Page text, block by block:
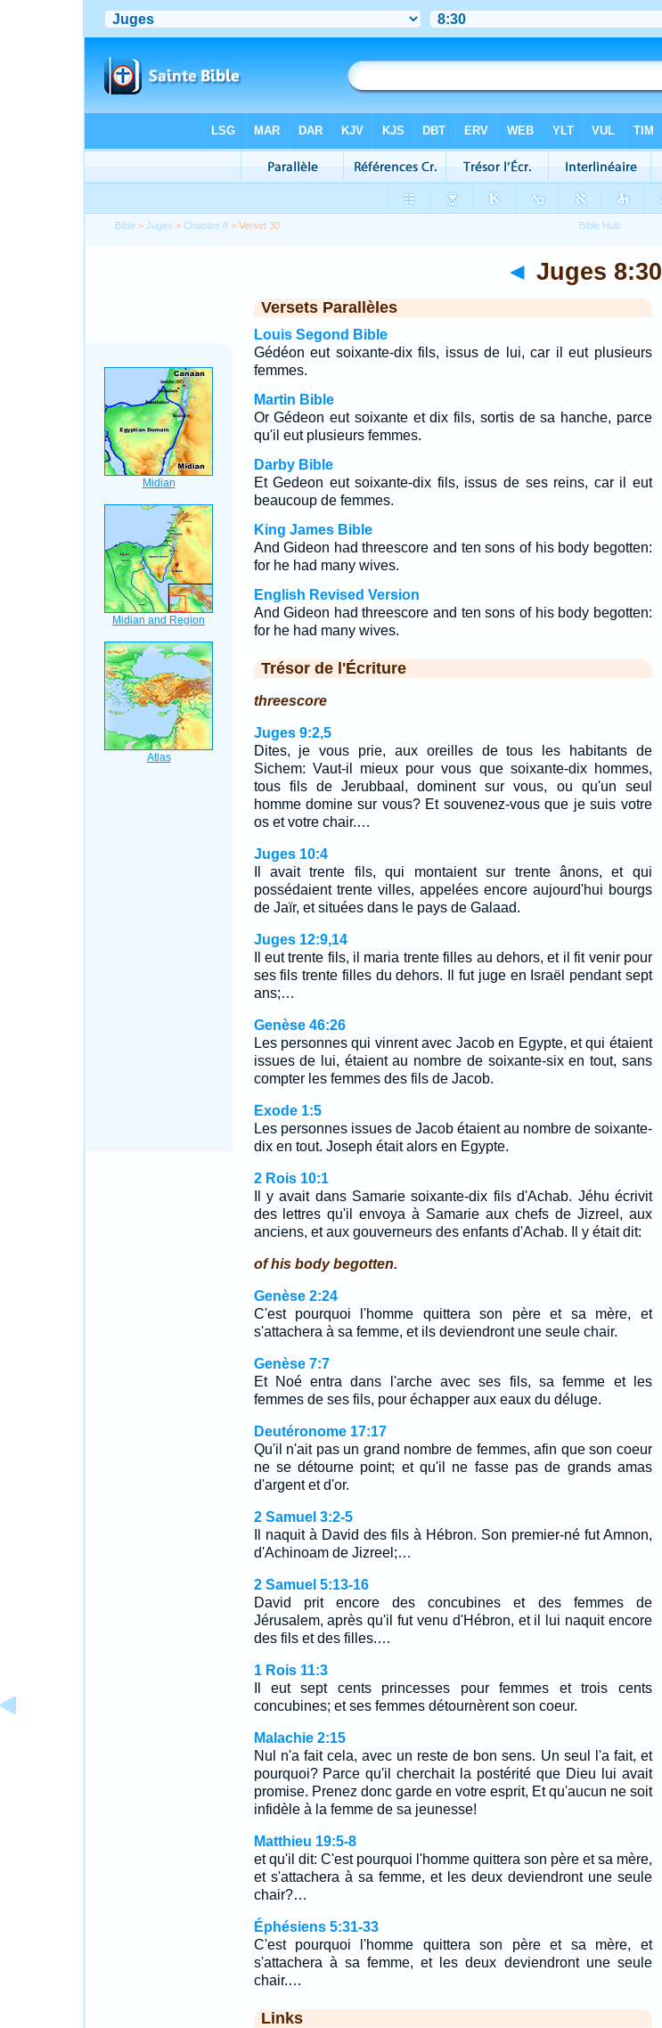
Bible >Juges >Chapitre 8 > Verset 30
◄ Juges 8:30
Versets Parallèles
Louis Segond Bible
Gédéon eut soixante-dix fils, issus de lui, car il eut plusieurs
femmes.
Martin Bible
Or Gédeon eut soixante et dix fils, sortis de sa hanche, parce
qu'il eut plusieurs femmes.
Darby Bible
Et Gedeon eut soixante-dix fils, issus de ses reins, car il eut
beaucoup de femmes.
King James Bible
And Gideon had threescore and ten sons of his body begotten:
for he had many wives.
English Revised Version
And Gideon had threescore and ten sons of his body begotten:
for he had many wives.
Trésor de l'Écriture
threescore
Juges 9:2,5
Dites, je vous prie, aux oreilles de tous les habitants de
Sichem: Vaut-il mieux pour vous que soixante-dix hommes,
tous fils de Jerubbaal, dominent sur vous, ou qu'un seul
homme domine sur vous? Et souvenez-vous que je suis votre
os et votre chair.…
Juges 10:4
Il avait trente fils, qui montaient sur trente ânons, et qui
possédaient trente villes, appelées encore aujourd'hui bourgs
de Jaïr, et situées dans le pays de Galaad.
Juges 12:9,14
Il eut trente fils, il maria trente filles au dehors, et il fit venir pour
ses fils trente filles du dehors. Il fut juge en Israël pendant sept
ans;…
Genèse 46:26
Les personnes qui vinrent avec Jacob en Egypte, et qui étaient
issues de lui, étaient au nombre de soixante-six en tout, sans
compter les femmes des fils de Jacob.
Exode 1:5
Les personnes issues de Jacob étaient au nombre de soixante-
dix en tout. Joseph était alors en Egypte.
2 Rois 10:1
Il y avait dans Samarie soixante-dix fils d'Achab. Jéhu écrivit
des lettres qu'il envoya à Samarie aux chefs de Jizreel, aux
anciens, et aux gouverneurs des enfants d'Achab. Il y était dit:
of his body begotten.
Genèse 2:24
C'est pourquoi l'homme quittera son père et sa mère, et
s'attachera à sa femme, et ils deviendront une seule chair.
Genèse 7:7
Et Noé entra dans l'arche avec ses fils, sa femme et les
femmes de ses fils, pour échapper aux eaux du déluge.
Deutéronome 17:17
Qu'il n'ait pas un grand nombre de femmes, afin que son coeur
ne se détourne point; et qu'il ne fasse pas de grands amas
d'argent et d'or.
2 Samuel 3:2-5
Il naquit à David des fils à Hébron. Son premier-né fut Amnon,
d'Achinoam de Jizreel;…
2 Samuel 5:13-16
David prit encore des concubines et des femmes de
Jérusalem, après qu'il fut venu d'Hébron, et il lui naquit encore
des fils et des filles.…
1 Rois 11:3
Il eut sept cents princesses pour femmes et trois cents
concubines; et ses femmes détournèrent son coeur.
Malachie 2:15
Nul n'a fait cela, avec un reste de bon sens. Un seul l'a fait, et
pourquoi? Parce qu'il cherchait la postérité que Dieu lui avait
promise. Prenez donc garde en votre esprit, Et qu'aucun ne soit
infidèle à la femme de sa jeunesse!
Matthieu 19:5-8
et qu'il dit: C'est pourquoi l'homme quittera son père et sa mère,
et s'attachera à sa femme, et les deux deviendront une seule
chair?…
Éphésiens 5:31-33
C'est pourquoi l'homme quittera son père et sa mère, et
s'attachera à sa femme, et les deux deviendront une seule
chair.…
Links